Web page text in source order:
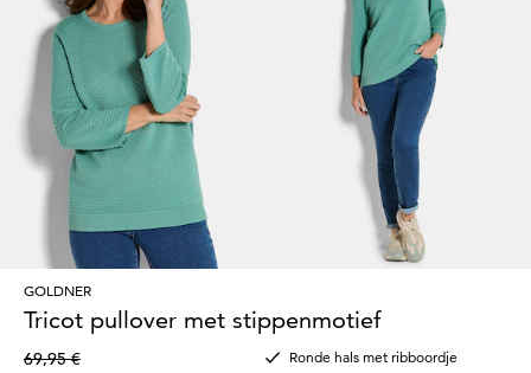
GOLDNER
Tricot pullover met stippenmotief
69,95 €
Ronde hals met ribboordje